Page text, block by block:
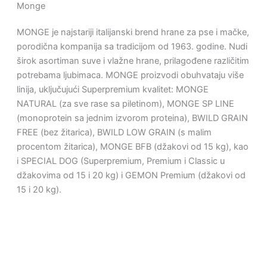
Monge
MONGE je najstariji italijanski brend hrane za pse i mačke,
porodična kompanija sa tradicijom od 1963. godine. Nudi
širok asortiman suve i vlažne hrane, prilagođene različitim
potrebama ljubimaca. MONGE proizvodi obuhvataju više
linija, uključujući Superpremium kvalitet: MONGE
NATURAL (za sve rase sa piletinom), MONGE SP LINE
(monoprotein sa jednim izvorom proteina), BWILD GRAIN
FREE (bez žitarica), BWILD LOW GRAIN (s malim
procentom žitarica), MONGE BFB (džakovi od 15 kg), kao
i SPECIAL DOG (Superpremium, Premium i Classic u
džakovima od 15 i 20 kg) i GEMON Premium (džakovi od
15 i 20 kg).